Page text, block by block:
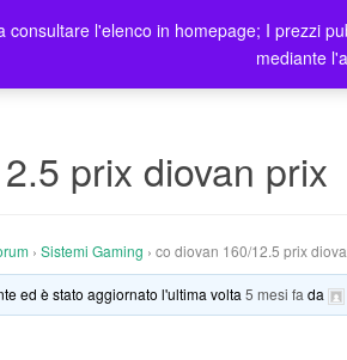
Home Prodotti Blog
prix diovan prix
› Sistemi Gaming › co diovan 160/12.5 prix
ed è stato aggiornato l'ultima volta5 mesi fa da
l'elenco in homepage; I prezzi
mediante